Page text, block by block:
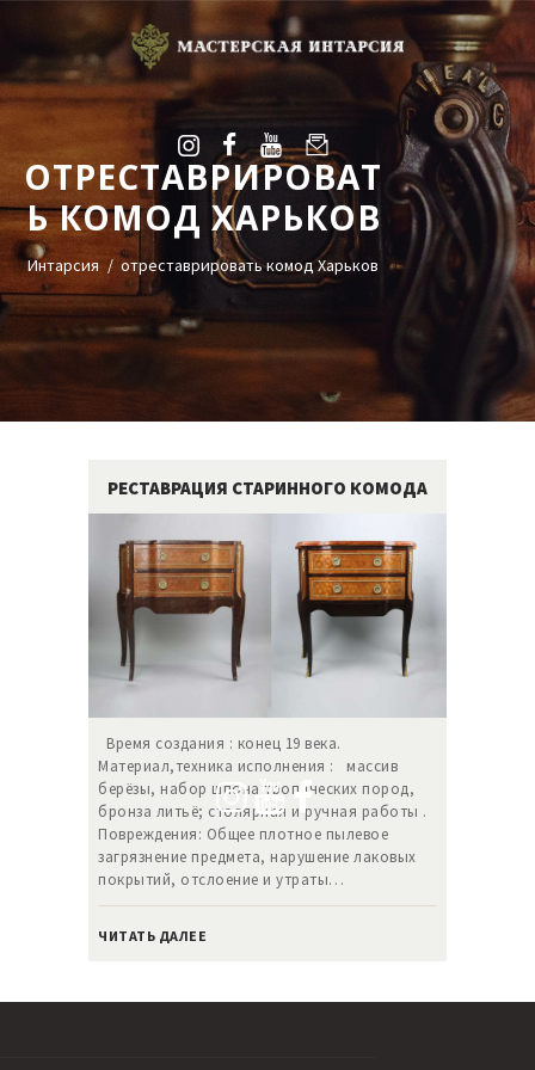
ОТРЕСТАВРИРОВАТ
Ь КОМОД ХАРЬКОВ
Интарсия отреставрировать комод Харьков
УСЛУГИ
ГАЛЕРЕЯ
ОЦЕНКА
О НАС
БЛОГ
КОНТАКТЫ
Viber
РЕСТАВРАЦИЯ СТАРИННОГО КОМОДА
Время создания : конец 19 века.
Материал,техника исполнения : массив
берёзы, набор шпона тропических пород,
бронза литьё; столярная и ручная работы .
Повреждения: Общее плотное пылевое
загрязнение предмета, нарушение лаковых
покрытий, отслоение и утраты…
ЧИТАТЬ ДАЛЕЕ